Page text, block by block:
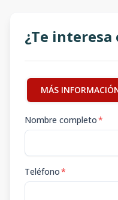
¿Te interesa
MÁS
Nombre completo*
Teléfono*